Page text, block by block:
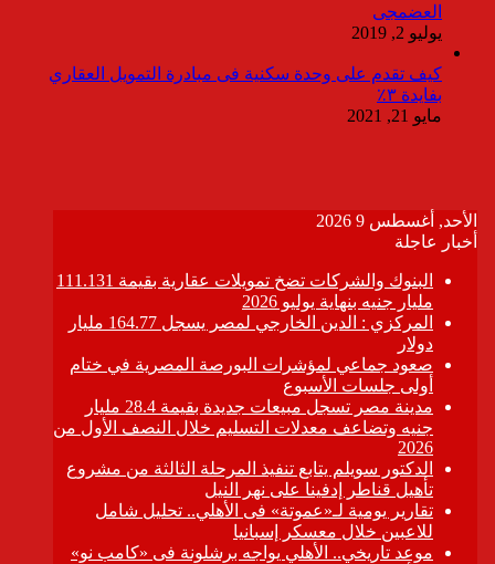
العضمجى
يوليو 2, 2019
كيف تقدم على وحدة سكنية فى مبادرة التمويل العقاري
بفايدة ٣٪
مايو 21, 2021